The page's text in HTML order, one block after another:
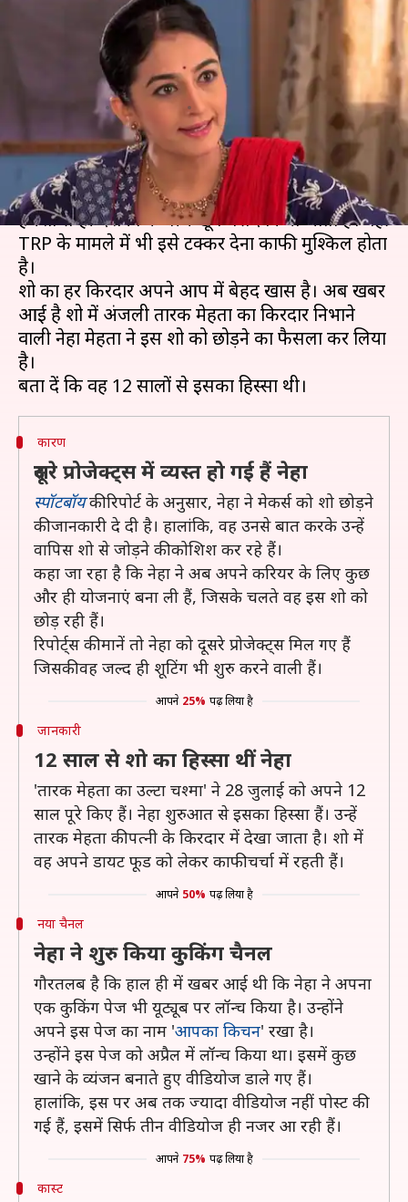
अंजली मेहता ने छोड़ा 'तारक मेहता
का उल्टा चश्मा', 12 साल बाद लिया
बड़ा फैसला
भावना साहनी Aug 21, 2020 09:00 pm
क्या है खबर?
टीवी का सबसे लोकप्रिय शो 'तारक मेहता का उल्टा चश्मा'
हमेशा से ही दर्शकों के बीच खूब पसंद किया जाता है। वहीं
TRP के मामले में भी इसे टक्कर देना काफी मुश्किल होता
है।
शो का हर किरदार अपने आप में बेहद खास है। अब खबर
आई है शो में अंजली तारक मेहता का किरदार निभाने
वाली नेहा मेहता ने इस शो को छोड़ने का फैसला कर लिया
है।
कारण
दूसरे प्रोजेक्ट्स में व्यस्त हो गई हैं नेहा
स्पॉटबॉयकी रिपोर्ट के अनुसार, नेहा ने मेकर्स को शो छोड़ने
की जानकारी दे दी है। हालांकि, वह उनसे बात करके उन्हें
वापिस शो से जोड़ने की कोशिश कर रहे हैं।
कहा जा रहा है कि नेहा ने अब अपने करियर के लिए कुछ
और ही योजनाएं बना ली हैं, जिसके चलते वह इस शो को
छोड़ रही हैं।
रिपोर्ट्स की मानें तो नेहा को दूसरे प्रोजेक्ट्स मिल गए हैं
जिसकी वह जल्द ही शूटिंग भी शुरु करने वाली हैं।
आपने 25% पढ़ लिया है
जानकारी
12 साल से शो का हिस्सा थीं नेहा
'तारक मेहता का उल्टा चश्मा' ने 28 जुलाई को अपने 12
साल पूरे किए हैं। नेहा शुरुआत से इसका हिस्सा हैं। उन्हें
तारक मेहता की पत्नी के किरदार में देखा जाता है। शो में
वह अपने डायट फूड को लेकर काफी चर्चा में रहती हैं।
आपने 50% पढ़ लिया है
नया चैनल
नेहा ने शुरु किया कुकिंग चैनल
गौरतलब है कि हाल ही में खबर आई थी कि नेहा ने अपना
एक कुकिंग पेज भी यूट्यूब पर लॉन्च किया है। उन्होंने
अपने इस पेज का नाम 'आपका किचन' रखा है।
उन्होंने इस पेज को अप्रैल में लॉन्च किया था। इसमें कुछ
खाने के व्यंजन बनाते हुए वीडियोज डाले गए हैं।
हालांकि, इस पर अब तक ज्यादा वीडियोज नहीं पोस्ट की
गई हैं, इसमें सिर्फ तीन वीडियोज ही नजर आ रही हैं।
आपने 75% पढ़ लिया है
कास्ट